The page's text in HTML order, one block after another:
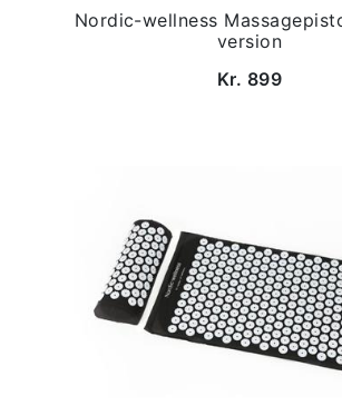
Nordic-wellness
version
Kr. 899